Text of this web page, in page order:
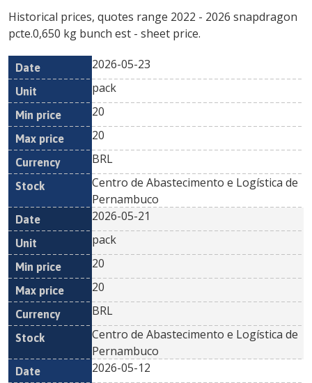
Historical prices, quotes range 2022 - 2026 snapdragon
pcte.0,650 kg bunch est - sheet price.
Date Unit
Min
Currency
2026-05-23
pack
20
20
BRL
Centro de Abastecimento e Logística de
Pernambuco
2026-05-21
pack
20
20
BRL
Centro de Abastecimento e Logística de
Pernambuco
2026-05-12